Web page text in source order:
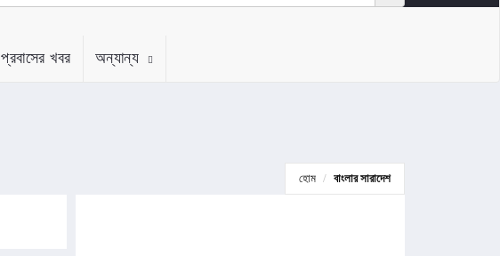
প্রবাসের খবর অন্যান্য
হোম বাংলার সারাদেশ